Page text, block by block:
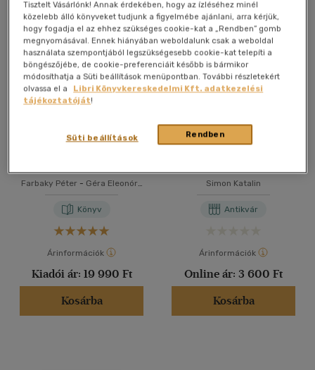
40 db / oldal
Alkalmaz
Összesen6db
reformkor végéig (1686-
1848)
Farbaky Péter - Géra Eleonóra
Könyv
Árinformációk
Kiadói ár: 19 990 Ft
Kosárba
Simon Katalin
Antikvár
Árinformációk
Online ár: 3 600 Ft
Kosárba
Tisztelt Vásárlónk! Annak érdekében, hogy az ízléséhez minél
közelebb álló könyveket tudjunk a figyelmébe ajánlani, arra kérjük,
hogy fogadja el az ehhez szükséges cookie-kat a „Rendben” gomb
megnyomásával. Ennek hiányában weboldalunk csak a weboldal
használata szempontjából legszükségesebb cookie-kat telepíti a
böngészőjébe, de cookie-preferenciáit később is bármikor
módosíthatja a Süti beállítások menüpontban. További részletekért
olvassa el a
Libri Könyvkereskedelmi Kft. adatkezelési
tájékoztatóját!
Rendben
Süti beállítások